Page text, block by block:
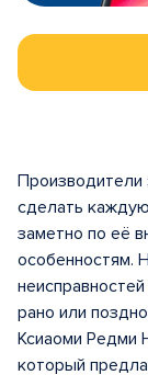
Производители
сделать
заметно по её
особенностям.
рано или
Ксиаоми Редми
который